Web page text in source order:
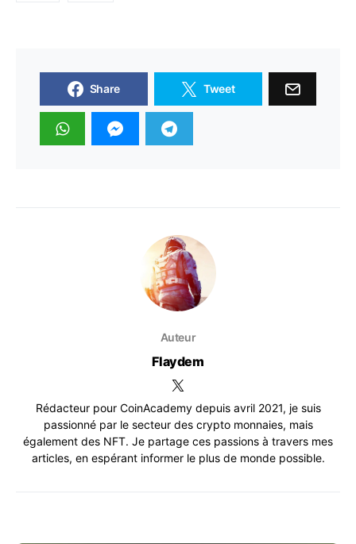
Share Tweet
Auteur
Flaydem
Rédacteur pour CoinAcademy depuis avril 2021, je suis
passionné par le secteur des crypto monnaies, mais
également des NFT. Je partage ces passions à travers mes
articles, en espérant informer le plus de monde possible.